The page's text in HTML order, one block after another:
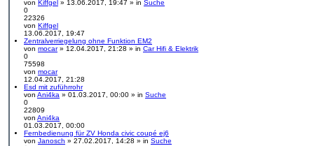
r
a
g
e
r
B
r
a
g
von Kiffgel » 13.06.2017, 19:47 » in Suche
0
22326
von Kiffgel
N
e
u
e
r
B
r
a
g
13.06.2017, 19:47
Zentralverriegelung ohne Funktion EM2
von mocar» 12.04.2017, 21:28 » in Car Hifi & Elektrik
0
75598
von mocar
N
e
u
e
r
B
12.04.2017, 21:28
Esd mit zuführrohr
von Ani4ka » 01.03.2017, 00:00 » in Suche
0
22809
von Ani4ka
N
e
u
01.03.2017, 00:00
Fernbedienung für ZV Honda civic coupé ej6
von Janosch » 27.02.2017, 14:28 » in Suche